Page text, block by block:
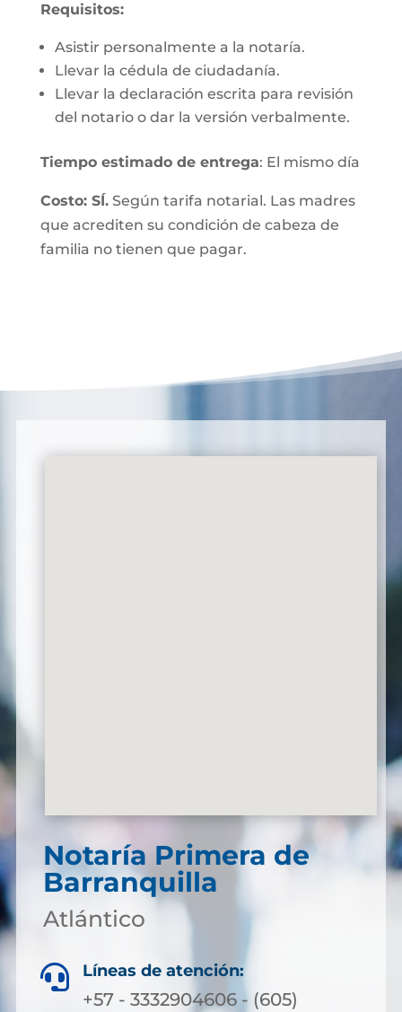
Requisitos:
Asistir personalmente a la notaría.
Llevar la cédula de ciudadanía.
Llevar la declaración escrita para revisión
del notario o dar la versión verbalmente.
Tiempo estimado de entrega: El mismo día
Costo: SÍ.Según tarifa notarial. Las madres
que acrediten su condición de cabeza de
familia no tienen que pagar.
Notaría Primera de
Barranquilla
Atlántico
 Líneas de atención:
+57 - 3332904606 - (605)